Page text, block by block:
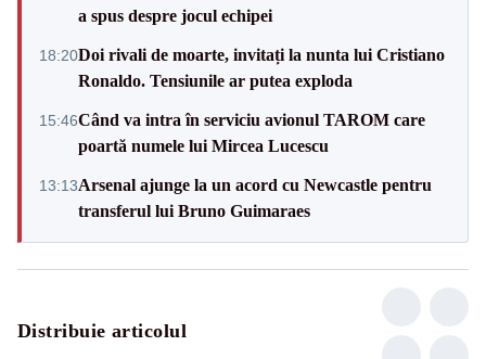
a spus despre jocul echipei
18:20Doi rivali de moarte, invitați la nunta lui Cristiano
Ronaldo. Tensiunile ar putea exploda
15:46Când va intra în serviciu avionul TAROM care
poartă numele lui Mircea Lucescu
13:13Arsenal ajunge la un acord cu Newcastle pentru
transferul lui Bruno Guimaraes
Distribuie articolul